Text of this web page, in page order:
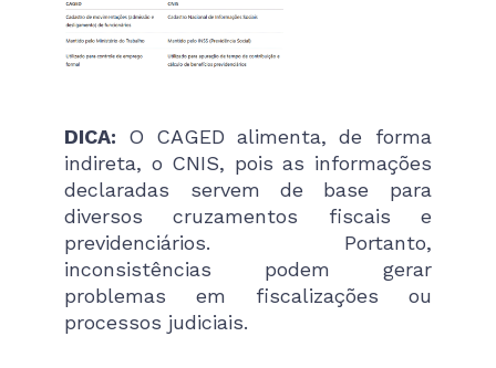
DICA: O CAGED alimenta, de forma
indireta, o CNIS, pois as informações
declaradas servem de base para
diversos cruzamentos fiscais e
previdenciários. Portanto,
inconsistências podem gerar
problemas em fiscalizações ou
processos judiciais.